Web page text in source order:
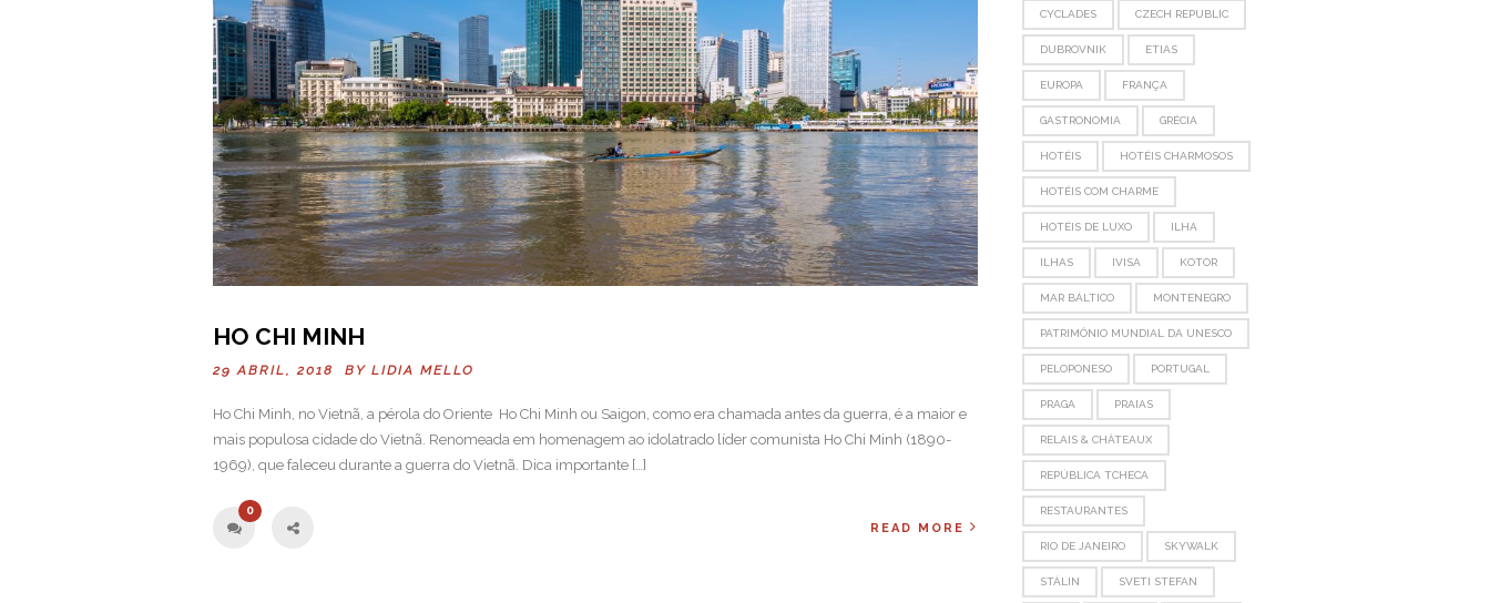
HO CHI MINH
29 ABRIL, 2018 BY LIDIA MELLO
Ho Chi Minh, no Vietnã, a pérola do Oriente Ho Chi Minh ou Saigon, como era chamada antes da guerra, é a maior e
mais populosa cidade do Vietnã. Renomeada em homenagem ao idolatrado líder comunista Ho Chi Minh (1890-
1969), que faleceu durante a guerra do Vietnã. Dica importante […]
0
READ MORE
CYCLADES CZECH REPUBLIC
DUBROVNIK ETIAS
EUROPA FRANÇA
GASTRONOMIA GRÉCIA
HOTÉIS HOTÉIS CHARMOSOS
HOTÉIS COM CHARME
HOTÉIS DE LUXO ILHA
ILHAS IVISA KOTOR
MAR BÁLTICO MONTENEGRO
PATRIMÔNIO MUNDIAL DA UNESCO
PELOPONESO PORTUGAL
PRAGA PRAIAS
RELAIS & CHÂTEAUX
REPÚBLICA TCHECA
RESTAURANTES
RIO DE JANEIRO SKYWALK
STÁLIN SVETI STEFAN